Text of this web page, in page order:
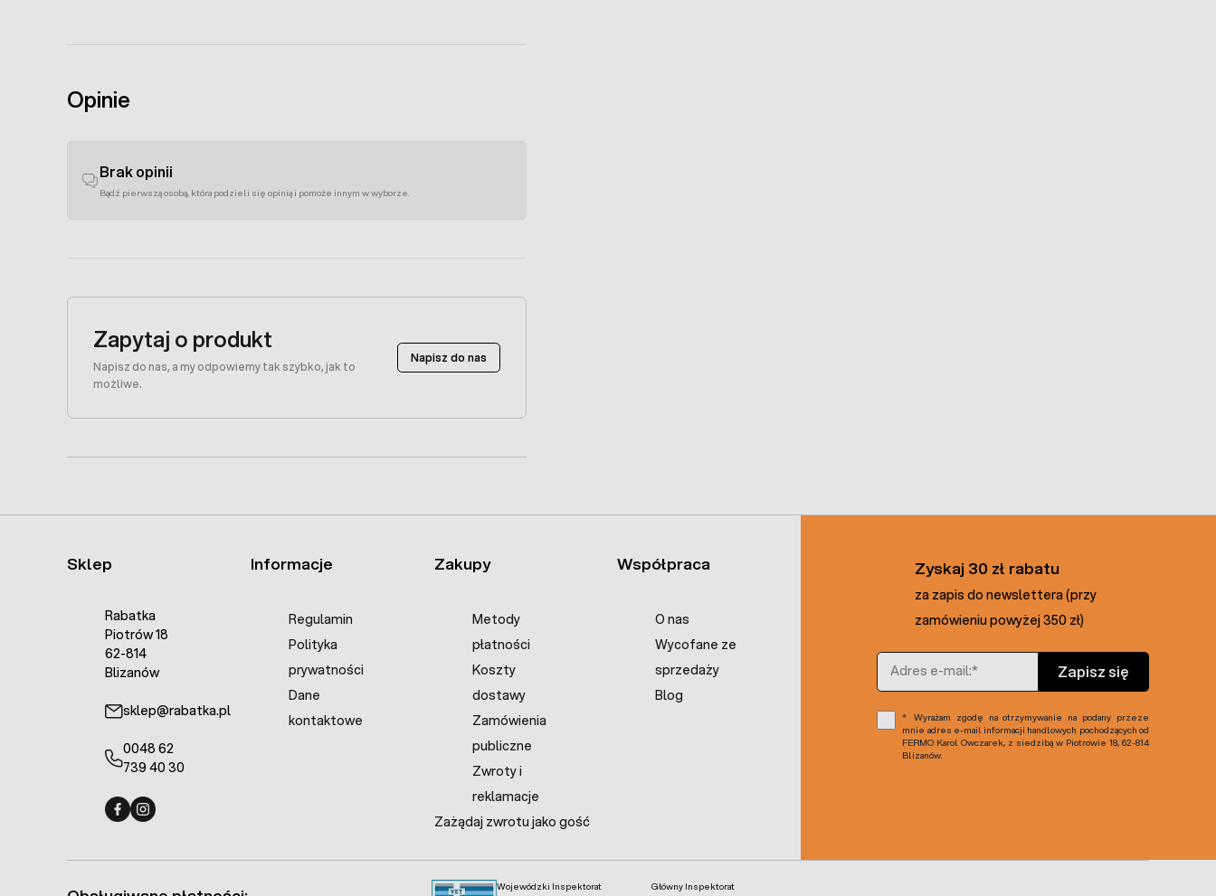
Opinie
Brak opinii
Bądź pierwszą osobą, która podzieli się opinią i pomoże innym w wyborze.
Zapytaj o produkt
Napisz do nas, a my odpowiemy tak szybko, jak to
możliwe.
Napisz do nas
Sklep
Rabatka
Piotrów 18
62-814
Blizanów
sklep@rabatka.pl
0048 62
739 40 30
Informacje
Regulamin
Polityka
prywatności
Dane
kontaktowe
Zakupy
Metody
płatności
Koszty
dostawy
Zamówienia
publiczne
Zwroty i
reklamacje
Zażądaj zwrotu jako gość
Współpraca
O nas
Wycofane ze
sprzedaży
Blog
Zyskaj 30 zł rabatu
za zapis do newslettera (przy
zamówieniu powyżej 350 zł)
Adres e-mail
Zapisz się
Wyrażam zgodę na otrzymywanie na podany przeze
mnie adres e-mail informacji handlowych pochodzących od
FERMO Karol Owczarek, z siedzibą w Piotrowie 18, 62-814
Blizanów.
Wojewódzki Inspektorat
Główny Inspektorat